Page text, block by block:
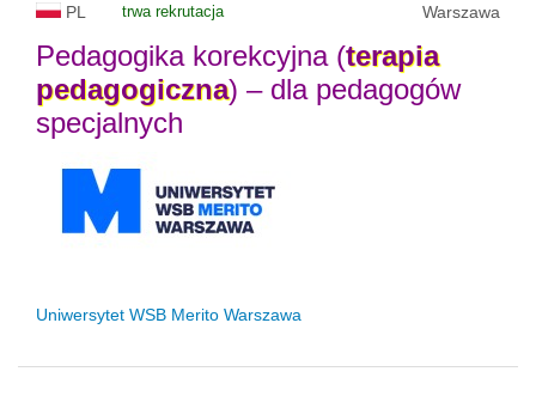
PL trwa rekrutacja Warszawa
Pedagogika korekcyjna (terapia
pedagogiczna) – dla pedagogów
specjalnych
Uniwersytet WSB Merito Warszawa